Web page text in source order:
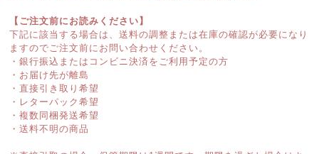
【ご注文前にお読みください】
下記に該当する場合は、送料の調整または在庫の確認が必要になり
ますのでご注文前にお問い合わせください。
・銀行振込またはコンビニ決済をご利用予定の方
・お届け先が離島
・直接引き取り希望
・レターパック希望
・複数同梱発送希望
・送料不明の商品